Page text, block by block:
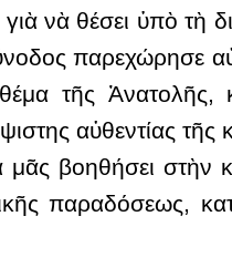
νὰ θέσει ὑπὸ τὴ
παρεχώρησε
τῆς Ἀνατολῆς,
αὐθεντίας τῆς
βοηθήσει στὴν
παραδόσεως,